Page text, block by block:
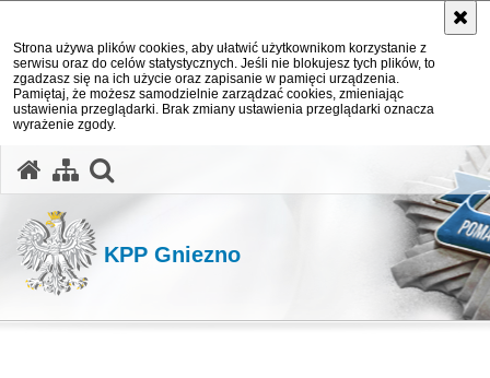
Strona używa plików cookies, aby ułatwić użytkownikom korzystanie z
serwisu oraz do celów statystycznych. Jeśli nie blokujesz tych plików, to
zgadzasz się na ich użycie oraz zapisanie w pamięci urządzenia.
Pamiętaj, że możesz samodzielnie zarządzać cookies, zmieniając
ustawienia przeglądarki. Brak zmiany ustawienia przeglądarki oznacza
wyrażenie zgody.
KPP Gniezno